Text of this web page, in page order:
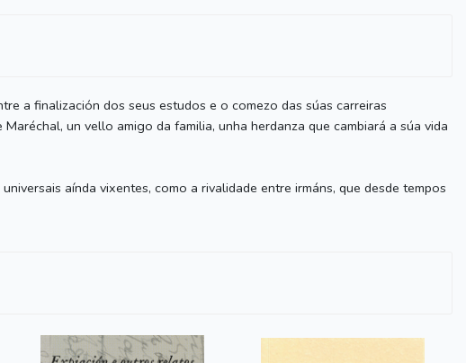
a finalización dos seus estudos e o comezo das súas carreiras
un vello amigo da familia, unha herdanza que cambiará a súa vida
aínda vixentes, como a rivalidade entre irmáns, que desde tempos